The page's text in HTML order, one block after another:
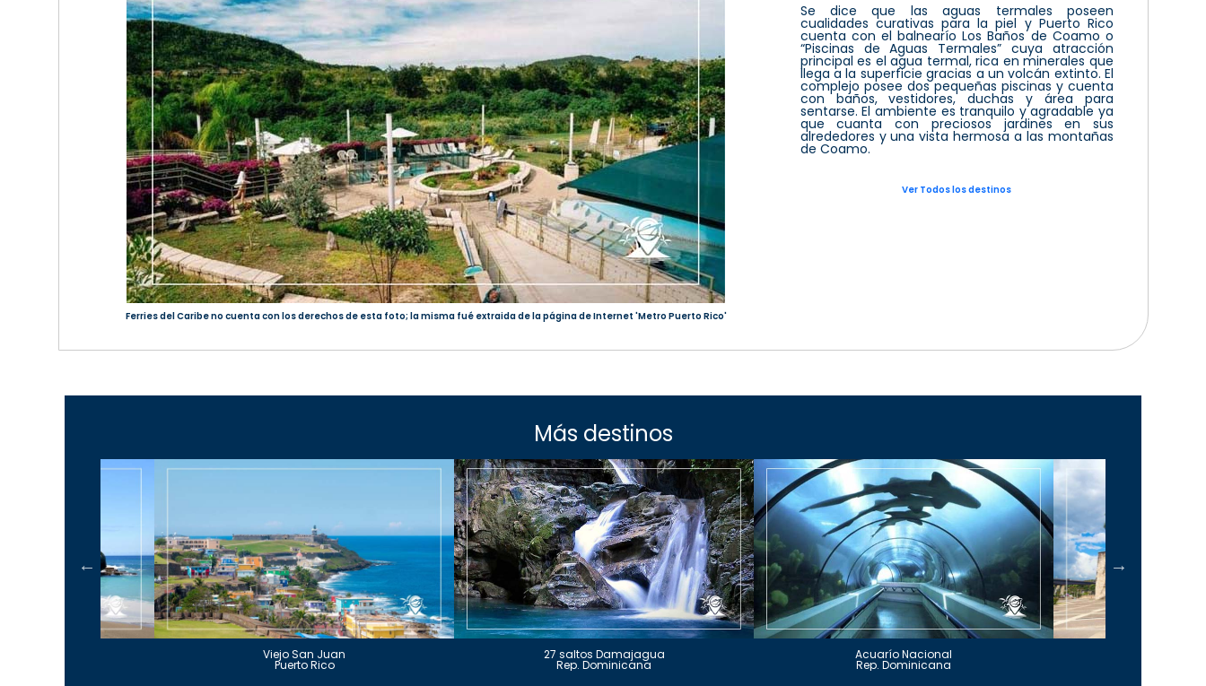
Ferries del Caribe no cuenta con los derechos de esta foto; la misma fué extraida de la página de Internet 'Metro Puerto Rico'
Se dice que las aguas termales poseen
cualidades curativas para la piel y Puerto Rico
cuenta con el balnearío Los Baños de Coamo o
“Piscinas de Aguas Termales” cuya atracción
principal es el agua termal, rica en minerales que
llega a la superficie gracias a un volcán extinto. El
complejo posee dos pequeñas piscinas y cuenta
con baños, vestidores, duchas y área para
sentarse. El ambiente es tranquilo y agradable ya
que cuanta con preciosos jardines en sus
alrededores y una vista hermosa a las montañas
de Coamo.
Ver Todos los destinos
Más destinos
Viejo San Juan
Puerto Rico
27 saltos Damajagua
Rep. Dominicana
Acuarío Nacional
Rep. Dominicana